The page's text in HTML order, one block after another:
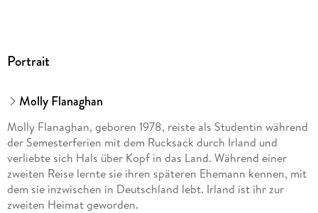
Portrait
Molly Flanaghan
Molly Flanaghan, geboren 1978, reiste als Studentin während
der Semesterferien mit dem Rucksack durch Irland und
verliebte sich Hals über Kopf in das Land. Während einer
zweiten Reise lernte sie ihren späteren Ehemann kennen, mit
dem sie inzwischen in Deutschland lebt. Irland ist ihr zur
zweiten Heimat geworden.